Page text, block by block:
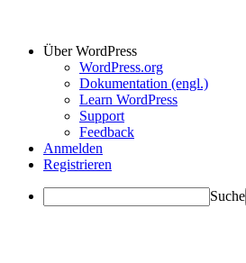
Über WordPress
WordPress.org
Dokumentation (engl.)
Learn WordPress
Support
Feedback
Anmelden
Registrieren
Suche